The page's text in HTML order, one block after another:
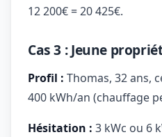
12 200€ = 20 425€.
Cas 3 : Jeune
Profil : Thomas, 32 ans,
400 kWh/an (chauffage
Hésitation : 3 kWc ou 6